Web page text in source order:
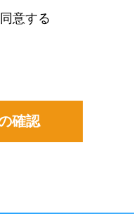
時点で､本規約
のとします。
意する